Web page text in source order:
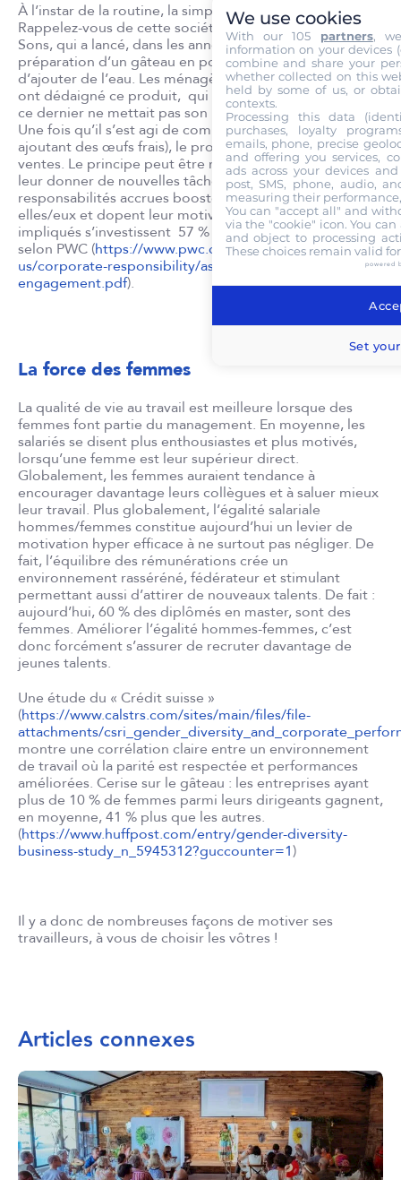
À l’instar de la routine, la simplicité tue la motivation.
Rappelez-vous de cette société américaine, P.Duff &
Sons, qui a lancé, dans les années 1940, la 1ʳᵉ
préparation d’un gâteau en poudre, à laquelle il suffisait
d’ajouter de l’eau. Les ménagères (cible de la société)
ont dédaigné ce produit, qui a fait un flop. Trop simple,
ce dernier ne mettait pas son utilisateur/trice en valeur.
Une fois qu’il s’est agi de compliquer l’affaire (en y
ajoutant des œufs frais), le produit a bondi dans les
ventes. Le principe peut être rapporté aux salarié.es :
leur donner de nouvelles tâches plus complexes et des
responsabilités accrues boostent leur confiance en
elles/eux et dopent leur motivation. Les employés
impliqués s’investissent 57 % fois plus dans leur travail,
selon PWC (https://www.pwc.com/us/en/about-
us/corporate-responsibility/assets/pwc-employee-
engagement.pdf).
La force des femmes
La qualité de vie au travail est meilleure lorsque des
femmes font partie du management. En moyenne, les
salariés se disent plus enthousiastes et plus motivés,
lorsqu’une femme est leur supérieur direct.
Globalement, les femmes auraient tendance à
encourager davantage leurs collègues et à saluer mieux
leur travail. Plus globalement, l’égalité salariale
hommes/femmes constitue aujourd’hui un levier de
motivation hyper efficace à ne surtout pas négliger. De
fait, l’équilibre des rémunérations crée un
environnement rasséréné, fédérateur et stimulant
permettant aussi d’attirer de nouveaux talents. De fait :
aujourd’hui, 60 % des diplômés en master, sont des
femmes. Améliorer l’égalité hommes-femmes, c’est
donc forcément s’assurer de recruter davantage de
jeunes talents.
Une étude du « Crédit suisse »
(https://www.calstrs.com/sites/main/files/file-
attachments/
montre une corrélation claire entre un environnement
de travail où la parité est respectée et performances
améliorées. Cerise sur le gâteau : les entreprises ayant
plus de 10 % de femmes parmi leurs dirigeants gagnent,
en moyenne, 41 % plus que les autres.
(https://www.huffpost.com/entry/gender-diversity-
business-study_n_5945312?guccounter=1)
Il y a donc de nombreuses façons de motiver ses
travailleurs, à vous de choisir les vôtres !
Articles connexes
We use cookies
With our 105 partners,
information on your devices
combine and share your
whether collected on this
held by some of us, or
contexts.
Processing this data
purchases, loyalty
emails, phone, precise
and offering you services,
ads across your devices
post, SMS, phone, audio,
measuring their
You can "accept all" and
via the "cookie" icon. You
and object to processing
These choices remain valid
powered
Set